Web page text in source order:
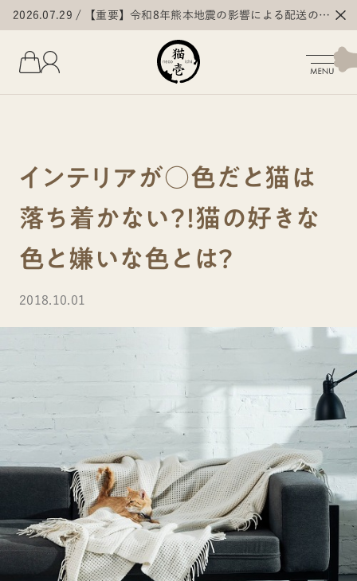
2026.07.29
【重要】令和8年熊本地震の影響による配送の遅
延・停止について
インテリアが○色だと猫は
落ち着かない？！猫の好きな
色と嫌いな色とは？
2018.10.01